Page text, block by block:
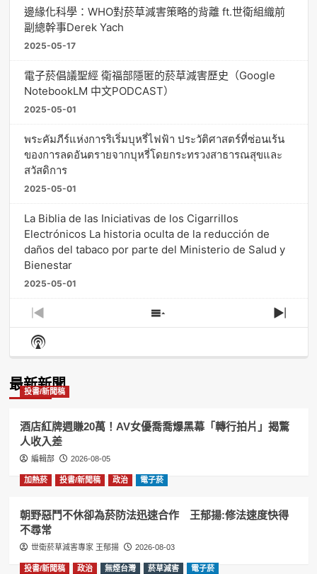
邊緣化科學：WHO對菸草減害策略的背離 ft.世衛組織前
副總幹事Derek Yach
2025-05-17
電子菸倡議聖經 衛福部隱匿的菸草減害歷史（Google
NotebookLM 中文PODCAST）
2025-05-01
พระคัมภีร์แห่งการริเริ่มบุหรี่ไฟฟ้า ประวัติศาสตร์ที่ซ่อนเร้น
ของการลดอันตรายจากบุหรี่โดยกระทรวงสาธารณสุขและ
สวัสดิการ
2025-05-01
La Biblia de las Iniciativas de los Cigarrillos
Electrónicos La historia oculta de la reducción de
daños del tabaco por parte del Ministerio de Salud y
Bienestar
2025-05-01
Previous
Episode
Show
Episodes
Next
Show
Podcast
最新新聞
投書/新聞稿
酒店紅牌週賺20萬！AV女優喬喬爆黑幕「轉行拍片」揭驚
人收入差
編輯部 2026-08-05
加熱菸 投書/新聞稿 政治 電子菸
朝野惡鬥不休卻為菸防法迅速合作 王郁揚:修法速度快得
不尋常
世衛菸草減害專家 王郁揚 2026-08-03
投書/新聞稿 政治 無煙台灣 菸草減害 電子菸